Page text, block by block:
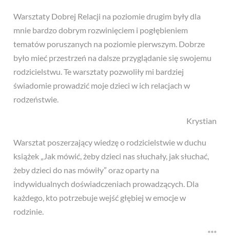
Warsztaty Dobrej Relacji na poziomie drugim były dla
mnie bardzo dobrym rozwinięciem i pogłębieniem
tematów poruszanych na poziomie pierwszym. Dobrze
było mieć przestrzeń na dalsze przyglądanie się swojemu
rodzicielstwu. Te warsztaty pozwoliły mi bardziej
świadomie prowadzić moje dzieci w ich relacjach w
rodzeństwie.
Krystian
Warsztat poszerzający wiedzę o rodzicielstwie w duchu
książek „Jak mówić, żeby dzieci nas słuchały, jak słuchać,
żeby dzieci do nas mówiły” oraz oparty na
indywidualnych doświadczeniach prowadzących. Dla
każdego, kto potrzebuje wejść głębiej w emocje w
rodzinie.
***